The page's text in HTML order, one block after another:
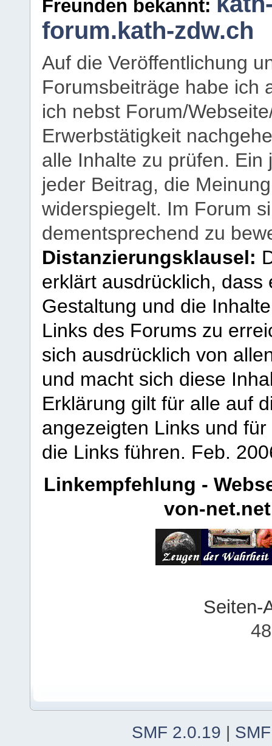
Freunden bekannt:
forum.kath-zdw.ch
Auf die Veröffentlichung
Forumsbeiträge habe ich
ich nebst Forum/
Erwerbstätigkeit
alle Inhalte zu prüfen.
jeder Beitrag, die
widerspiegelt. Im Forum
dementsprechend zu
Distanzierungsklausel:
erklärt ausdrücklich,
Gestaltung und die
Links des Forums zu
sich ausdrücklich von
und macht sich diese
Erklärung gilt für alle auf
angezeigten Links und
die Links führen. Feb.
Linkempfehlung -
von-net.net
Seiten-
SMF 2.0.19 |